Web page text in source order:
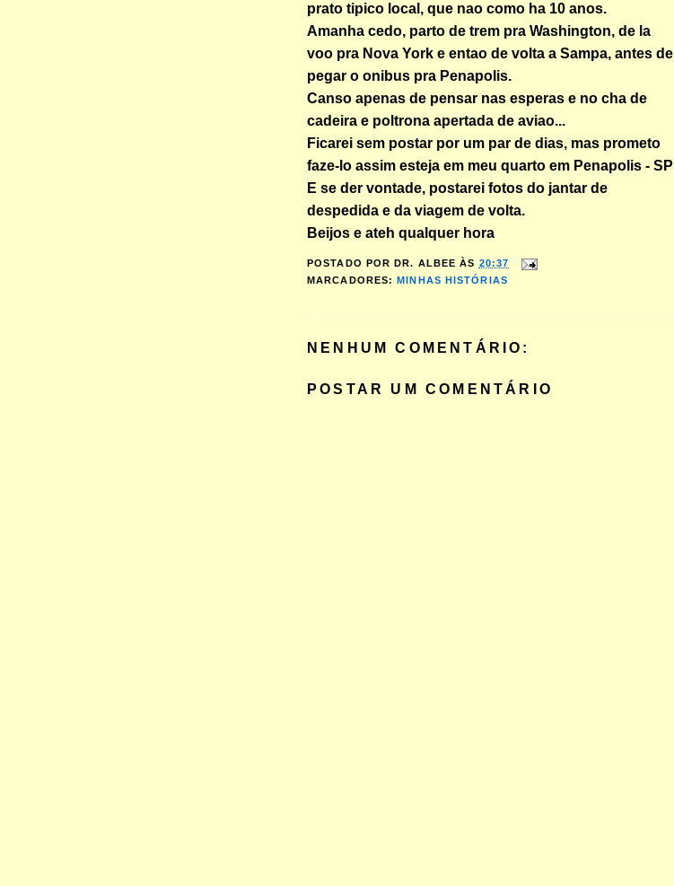
prato tipico local, que nao como ha 10 anos.
Amanha cedo, parto de trem pra Washington, de la
voo pra Nova York e entao de volta a Sampa, antes de
pegar o onibus pra Penapolis.
Canso apenas de pensar nas esperas e no cha de
cadeira e poltrona apertada de aviao...
Ficarei sem postar por um par de dias, mas prometo
faze-lo assim esteja em meu quarto em Penapolis - SP
E se der vontade, postarei fotos do jantar de
despedida e da viagem de volta.
Beijos e ateh qualquer hora
POSTADO POR DR. ALBEE ÀS 20:37
MARCADORES:MINHAS HISTÓRIAS
NENHUM COMENTÁRIO:
POSTAR UM COMENTÁRIO